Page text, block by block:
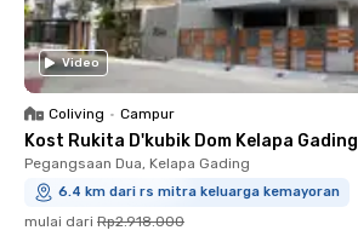
Video
Coliving • Campur
Kost Rukita D'kubik Dom Kelapa Gading
Pegangsaan Dua, Kelapa Gading
6.4 km dari rs mitra keluarga kemayoran
mulai dari Rp2.918.000